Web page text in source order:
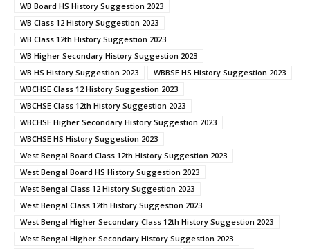
WB Board HS History Suggestion 2023
WB Class 12 History Suggestion 2023
WB Class 12th History Suggestion 2023
WB Higher Secondary History Suggestion 2023
WB HS History Suggestion 2023
WBBSE HS History Suggestion 2023
WBCHSE Class 12 History Suggestion 2023
WBCHSE Class 12th History Suggestion 2023
WBCHSE Higher Secondary History Suggestion 2023
WBCHSE HS History Suggestion 2023
West Bengal Board Class 12th History Suggestion 2023
West Bengal Board HS History Suggestion 2023
West Bengal Class 12 History Suggestion 2023
West Bengal Class 12th History Suggestion 2023
West Bengal Higher Secondary Class 12th History Suggestion 2023
West Bengal Higher Secondary History Suggestion 2023